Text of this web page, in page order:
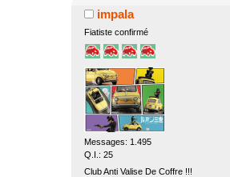
impala
Fiatiste confirmé
Messages: 1.495
Q.I.: 25
Club Anti Valise De Coffre !!!